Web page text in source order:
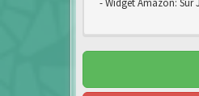
- Widget Amazon: Sur